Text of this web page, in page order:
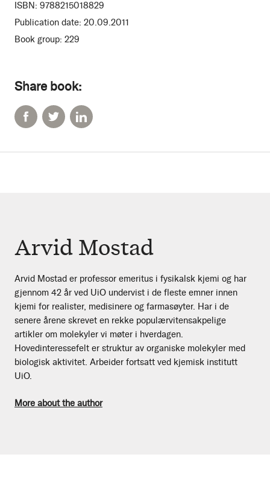
Share book:
ISBN: 9788215018829
Publication date: 20.09.2011
Book group: 229
Arvid Mostad
Arvid Mostad er professor emeritus i fysikalsk kjemi og har
gjennom 42 år ved UiO undervist i de fleste emner innen
kjemi for realister, medisinere og farmasøyter. Har i de
senere årene skrevet en rekke populærvitensakpelige
artikler om molekyler vi møter i hverdagen.
Hovedinteressefelt er struktur av organiske molekyler med
biologisk aktivitet. Arbeider fortsatt ved kjemisk institutt
UiO.
More about the author